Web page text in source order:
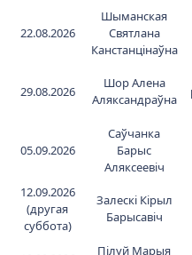
22.08.2026
Шыманская
Святлана
Канстанцінаўна
29.08.2026
Шор Алена
Аляксандраўна
05.09.2026
Саўчанка
Барыс
Аляксеевіч
12.09.2026
(другая
суббота)
Залескі Кірыл
Барысавіч
Пілуй Марыя